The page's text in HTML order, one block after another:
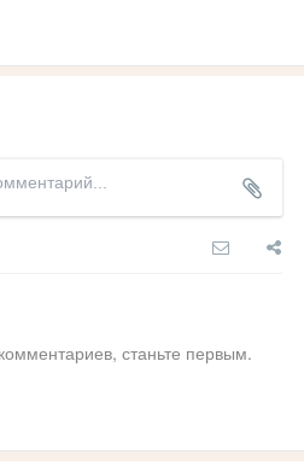
станьте первым.